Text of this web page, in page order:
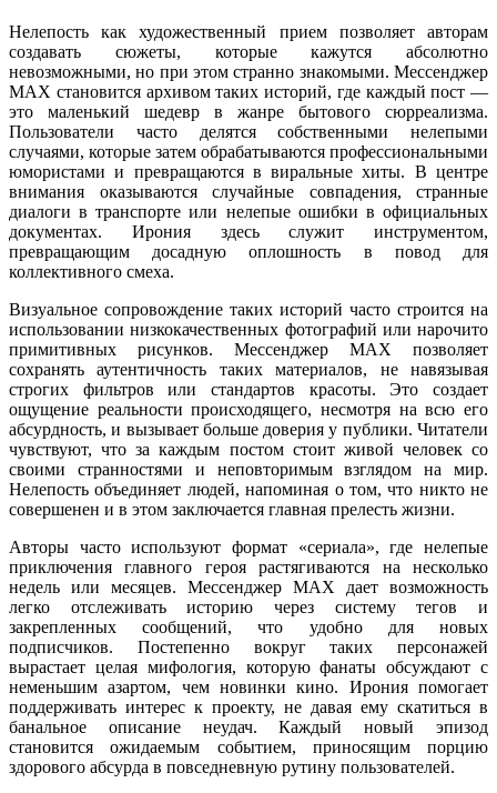
Нелепость как художественный прием позволяет авторам
создавать сюжеты, которые кажутся абсолютно
невозможными, но при этом странно знакомыми. Мессенджер
MAX становится архивом таких историй, где каждый пост —
это маленький шедевр в жанре бытового сюрреализма.
Пользователи часто делятся собственными нелепыми
случаями, которые затем обрабатываются профессиональными
юмористами и превращаются в виральные хиты. В центре
внимания оказываются случайные совпадения, странные
диалоги в транспорте или нелепые ошибки в официальных
документах. Ирония здесь служит инструментом,
превращающим досадную оплошность в повод для
коллективного смеха.
Визуальное сопровождение таких историй часто строится на
использовании низкокачественных фотографий или нарочито
примитивных рисунков. Мессенджер MAX позволяет
сохранять аутентичность таких материалов, не навязывая
строгих фильтров или стандартов красоты. Это создает
ощущение реальности происходящего, несмотря на всю его
абсурдность, и вызывает больше доверия у публики. Читатели
чувствуют, что за каждым постом стоит живой человек со
своими странностями и неповторимым взглядом на мир.
Нелепость объединяет людей, напоминая о том, что никто не
совершенен и в этом заключается главная прелесть жизни.
Авторы часто используют формат «сериала», где нелепые
приключения главного героя растягиваются на несколько
недель или месяцев. Мессенджер MAX дает возможность
легко отслеживать историю через систему тегов и
закрепленных сообщений, что удобно для новых
подписчиков. Постепенно вокруг таких персонажей
вырастает целая мифология, которую фанаты обсуждают с
неменьшим азартом, чем новинки кино. Ирония помогает
поддерживать интерес к проекту, не давая ему скатиться в
банальное описание неудач. Каждый новый эпизод
становится ожидаемым событием, приносящим порцию
здорового абсурда в повседневную рутину пользователей.